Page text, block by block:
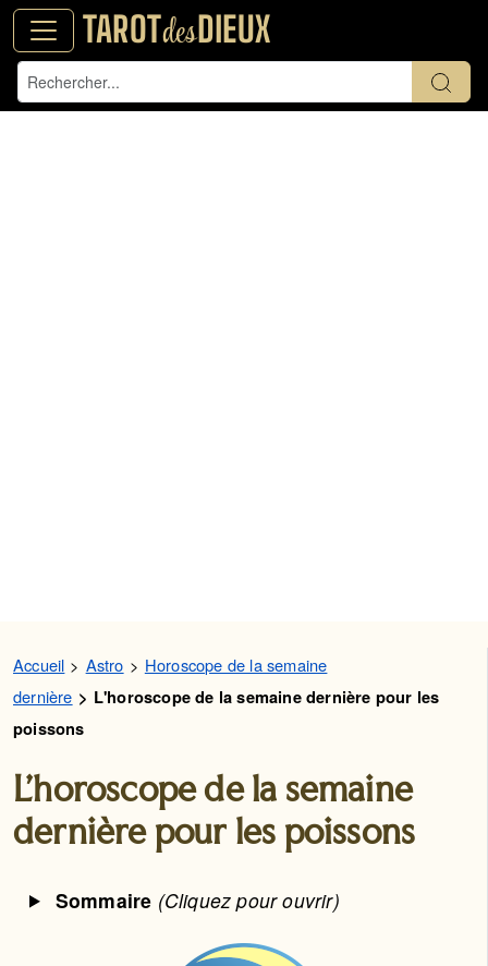
TAROTdesDIEUX
Accueil Astro
Horoscope de la semaine
dernière
L'horoscope de la semaine dernière pour les
poissons
L'horoscope de la semaine
dernière pour les poissons
Sommaire (Cliquez pour ouvrir)